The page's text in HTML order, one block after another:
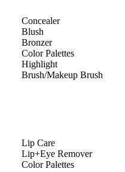
Concealer
Blush
Bronzer
Color Palettes
Highlight
Brush/Makeup Brush
Lip Care
Lip+Eye Remover
Color Palettes